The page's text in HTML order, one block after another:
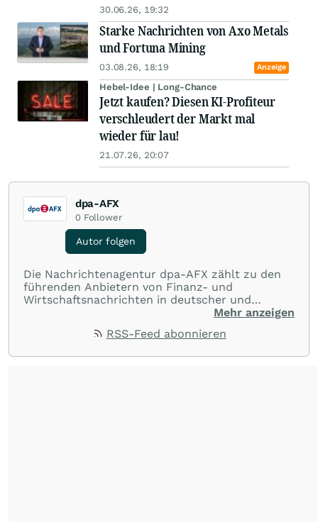
30.06.26, 19:32
Starke Nachrichten von Axo Metals
und Fortuna Mining
03.08.26, 18:19 Anzeige
Hebel-Idee | Long-Chance
Jetzt kaufen? Diesen KI-Profiteur
verschleudert der Markt mal
wieder für lau!
21.07.26, 20:07
dpa-AFX
0 Follower
Autor folgen
Die Nachrichtenagentur dpa-AFX zählt zu den
führenden Anbietern von Finanz- und
Wirtschaftsnachrichten in deutscher und
englischer Sprache. Gestützt auf ein
dpa-AFX unabhängig, zuverlässig und schnell
Mehr anzeigen
RSS-Feed abonnieren